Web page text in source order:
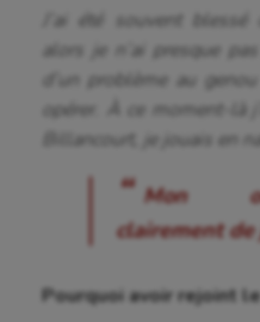
J’ai été souvent
alors je n’ai presque
d’un problème au
opérer. À ce moment-là
Billancourt, je jouais en
Mon
clairement de
Pourquoi avoir rejoint